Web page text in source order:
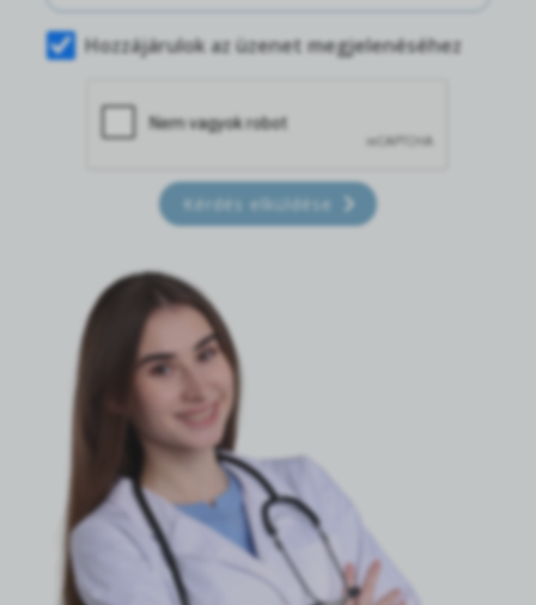
Hozzájárulok az üzenet megjelenéséhez
Kérdés elküldése